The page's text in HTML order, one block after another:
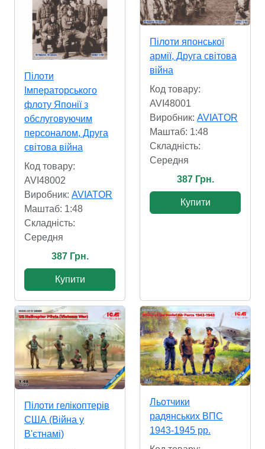
Пілоти
Імператорського
флоту Японії з
обслуговуючим
персоналом, Друга
світова війна
Код товару:
AVI48002
Виробник: AVIATOR
Маштаб: 1:48
Складність:
Cередня
387 Грн.
Купити
Пілоти японської
армії, Друга світова
війна
Код товару:
AVI48001
Виробник: AVIATOR
Маштаб: 1:48
Складність:
Cередня
387 Грн.
Купити
Пілоти гелікоптерів
США (Війна у
В'єтнамі)
Льотчики
радянських ВПС
1943-1945 рр.